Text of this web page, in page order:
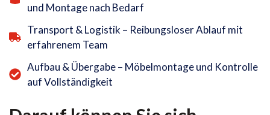
und Montage nach Bedarf
Transport & Logistik – Reibungsloser Ablauf mit
erfahrenem Team
Aufbau & Übergabe – Möbelmontage und Kontrolle
auf Vollständigkeit